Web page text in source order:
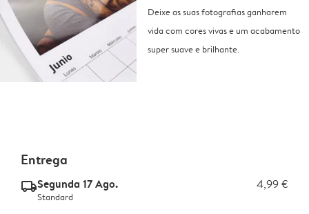
Deixe as suas fotografias ganharem
vida com cores vivas e um acabamento
super suave e brilhante.
Entrega
delivery_standard_v2Segunda 17 Ago. 4,99 €
Standard